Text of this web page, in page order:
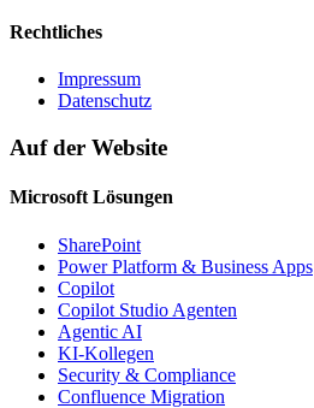
Rechtliches
Impressum
Datenschutz
Auf der Website
Microsoft Lösungen
SharePoint
Power Platform & Business Apps
Copilot
Copilot Studio Agenten
Agentic AI
KI-Kollegen
Security & Compliance
Confluence Migration